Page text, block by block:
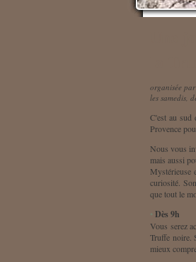
organisée
les samedis,
C'est au sud
Provence
Nous vous
mais aussi
Mystérieuse
curiosité.
que tout le
Dès 9h
Vous serez
Truffe noire.
mieux